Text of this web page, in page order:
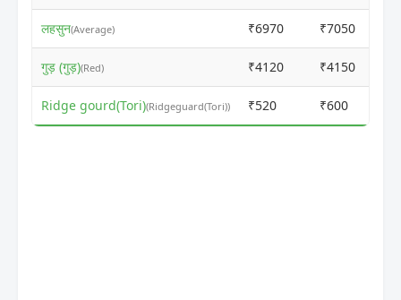
लहसुन(Average) ₹6970 ₹7050
गुड़ (गुड़)(Red) ₹4120 ₹4150
Ridge gourd(Tori)(Ridgeguard(Tori)) ₹520 ₹600